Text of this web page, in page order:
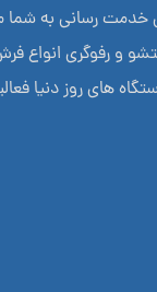
راستای خدمت رسانی به
و رفوگری انواع
های روز دنیا